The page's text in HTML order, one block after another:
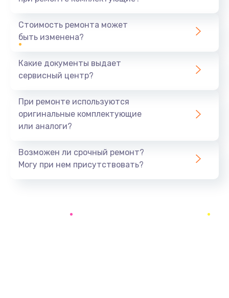
1440 руб.
Ремонт южного моста
Замена батарейки BIOS
Заказать
Стоимость ремонта может
быть изменена?
Какие документы выдает
сервисный центр?
При ремонте используются
оригинальные комплектующие
или аналоги?
Возможен ли срочный ремонт?
Могу при нем присутствовать?